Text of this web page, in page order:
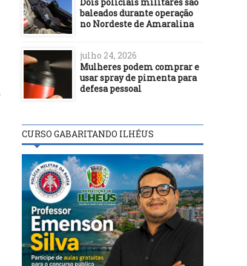
POLÍTICA
17/09/21
MDB estreita laços com ACM
Neto e barganha cargo de
vice na chapa para governo
em 2022
POLÍTICA
03/05/17
Aula Magna marca
primeira turma do
Público, na UESC
baleados durante operação
no Nordeste de Amaralina
julho 24, 2026
Mulheres podem comprar e
usar spray de pimenta para
defesa pessoal
CURSO GABARITANDO ILHÉUS